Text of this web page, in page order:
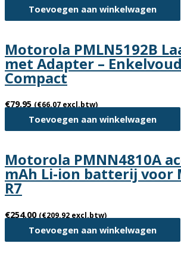
Toevoegen aan winkelwagen
Motorola PMLN5192B
met Adapter –
Compact
€79.95 (€66.07 excl.btw)
Toevoegen aan winkelwagen
Motorola PMNN4810A
mAh Li-ion batterij voor
R7
€254.00 (€209.92 excl.btw)
Toevoegen aan winkelwagen